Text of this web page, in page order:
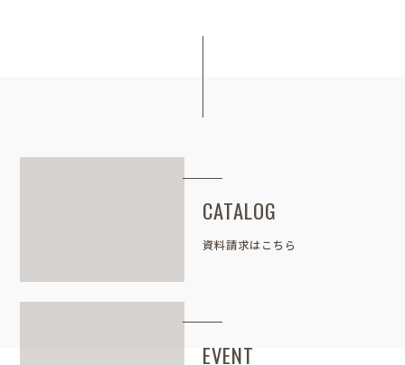
CATALOG
資料請求はこちら
EVENT